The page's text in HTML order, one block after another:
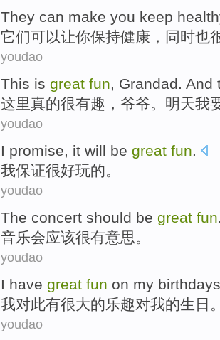
They can make you keep
它们可以让你保持健康 ， 同时也
youdao
This is great fun, Grandad. And
这里真的很有趣 ， 爷爷。 明天我
youdao
I promise, it will be great fun.
我保证很好玩的。
youdao
The concert should be great fun
音乐会应该很有意思。
youdao
I have great fun on my birthdays
我对此有很大的乐趣对我的生日
youdao